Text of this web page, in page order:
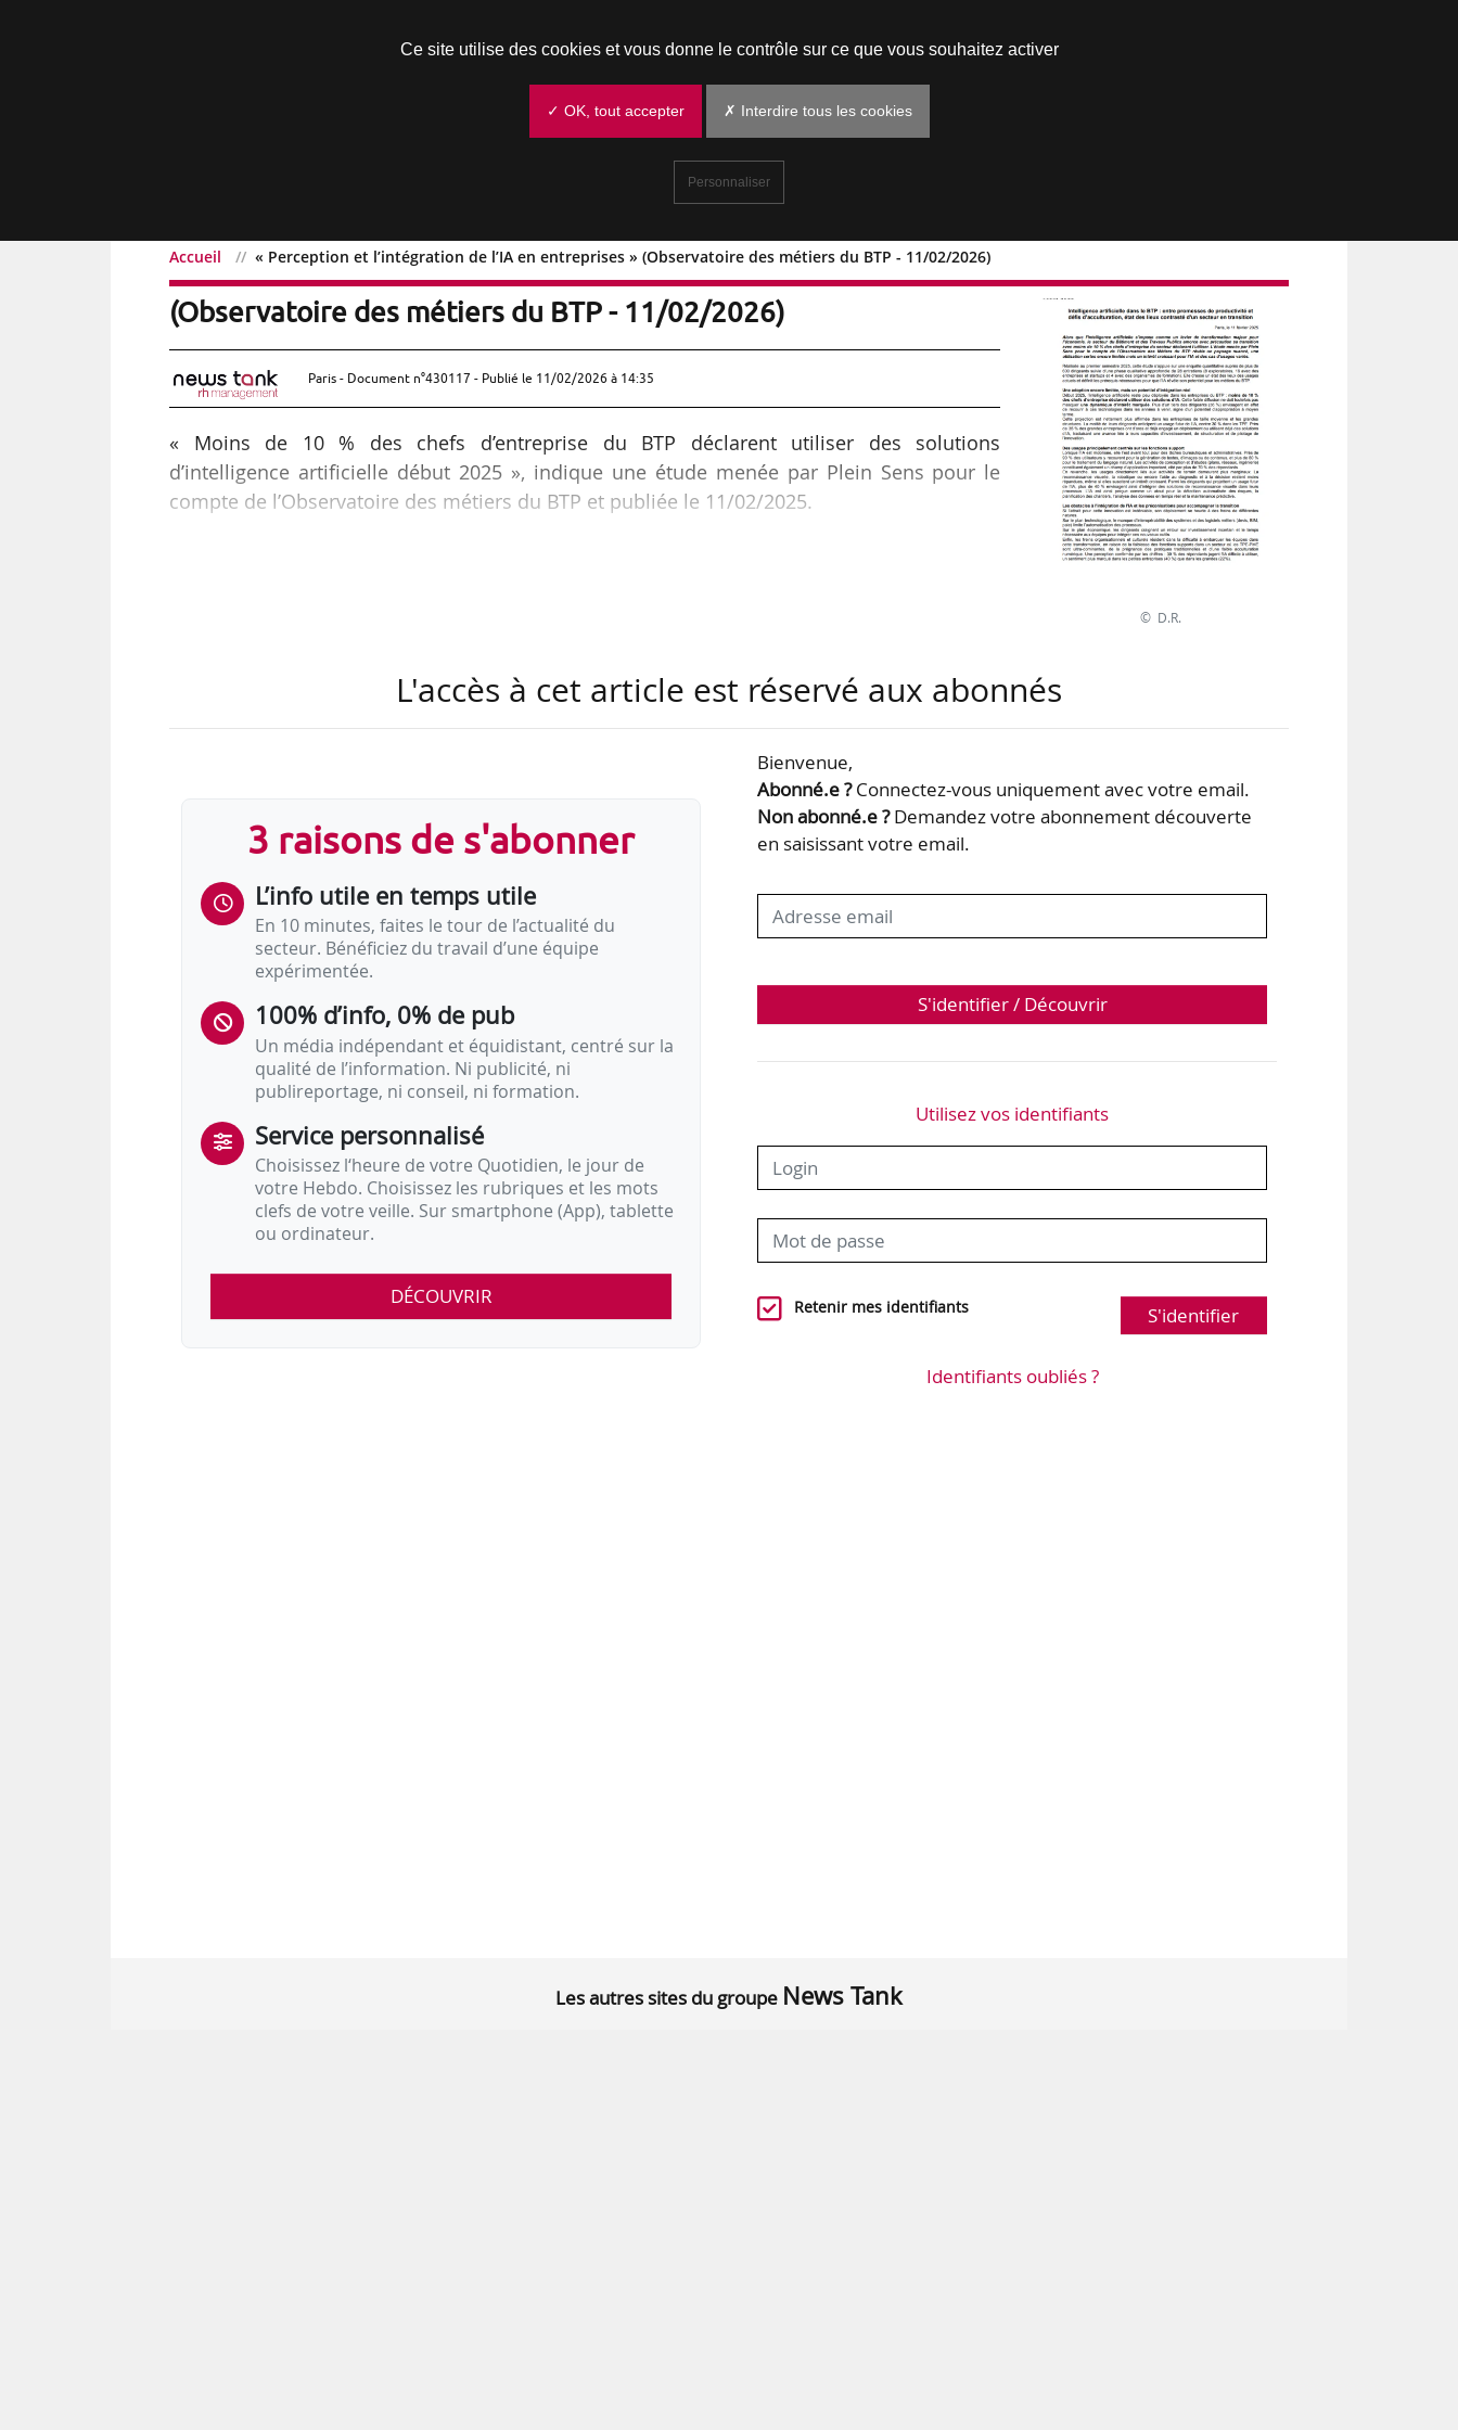
Accueil « Perception et l’intégration de l’IA en entreprises » (Observatoire des métiers du BTP - 11/02/2026)
« Perception et l’intégration de l’IA en entreprises »
(Observatoire des métiers du BTP - 11/02/2026)
Paris - Document n°430117 - Publié le 11/02/2026 à 14:35
« Moins de 10 % des chefs d’entreprise du BTP déclarent utiliser des solutions
d’intelligence artificielle début 2025 », indique une étude menée par Plein Sens pour le
compte de l’Observatoire des métiers du BTP et publiée le 11/02/2025.
© D.R.
L'accès à cet article est réservé aux abonnés
3 raisons de s'abonner
L’info utile en temps utile
En 10 minutes, faites le tour de l’actualité du
secteur. Bénéficiez du travail d’une équipe
expérimentée.
100% d’info, 0% de pub
Un média indépendant et équidistant, centré sur la
qualité de l’information. Ni publicité, ni
publireportage, ni conseil, ni formation.
Service personnalisé
Choisissez l‘heure de votre Quotidien, le jour de
votre Hebdo. Choisissez les rubriques et les mots
clefs de votre veille. Sur smartphone (App), tablette
ou ordinateur.
DÉCOUVRIR
Bienvenue,
Abonné.e ?Connectez-vous uniquement avec votre email.
Non abonné.e ?Demandez votre abonnement découverte
en saisissant votre email.
S'identifier / Découvrir
Utilisez vos identifiants
Retenir mes identifiants S'identifier
Identifiants oubliés ?
Les autres sites du groupe News Tank
Ce site utilise des cookies et vous donne le contrôle sur ce que vous souhaitez activer
✓ OK, tout accepter ✗ Interdire tous les cookies
Personnaliser